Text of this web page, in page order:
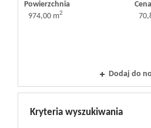
Powierzchnia
974,00 m2
Dodaj do
Kryteria wyszukiwania